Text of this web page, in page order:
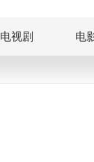
电视剧 电